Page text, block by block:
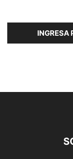
INGRESA